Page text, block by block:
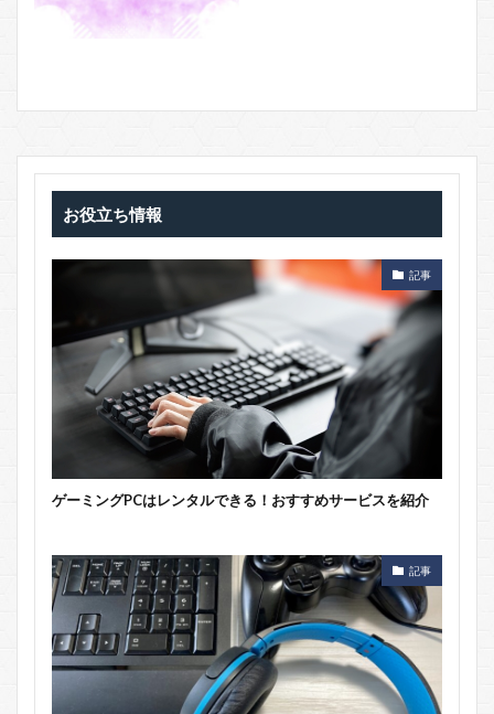
お役立ち情報
記事
ゲーミングPCはレンタルできる！おすすめサービスを紹介
記事